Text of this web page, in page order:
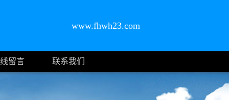
www.fhwh23.com
留言 联系我们